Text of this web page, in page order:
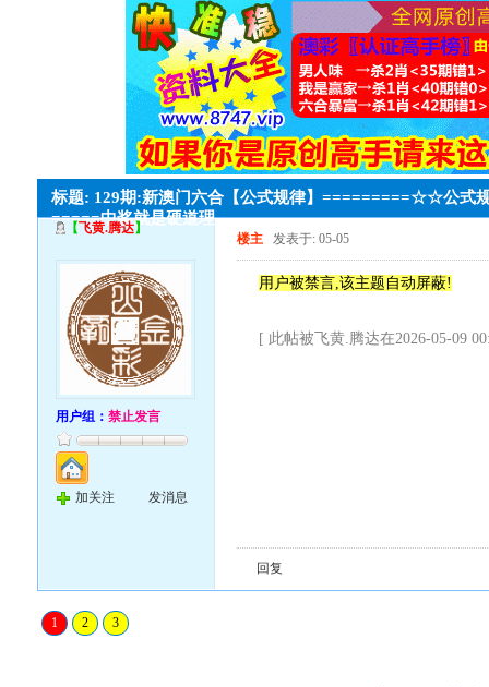
标题: 129期:新澳门六合【公式规律】=========☆☆公
=====中奖就是硬道理。
【飞黄.腾达】
用户组：禁止发言
加关注 发消息
楼主 发表于: 05-05
用户被禁言,该主题自动屏蔽!
[ 此帖被飞黄.腾达在2026-05-09
回复
1 2 3